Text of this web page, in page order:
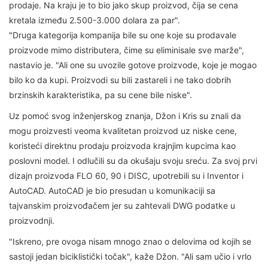
prodaje. Na kraju je to bio jako skup proizvod, čija se cena
kretala između 2.500-3.000 dolara za par".
"Druga kategorija kompanija bile su one koje su prodavale
proizvode mimo distributera, čime su eliminisale sve marže",
nastavio je. "Ali one su uvozile gotove proizvode, koje je mogao
bilo ko da kupi. Proizvodi su bili zastareli i ne tako dobrih
brzinskih karakteristika, pa su cene bile niske".
Uz pomoć svog inženjerskog znanja, Džon i Kris su znali da
mogu proizvesti veoma kvalitetan proizvod uz niske cene,
koristeći direktnu prodaju proizvoda krajnjim kupcima kao
poslovni model. I odlučili su da okušaju svoju sreću. Za svoj prvi
dizajn proizvoda FLO 60, 90 i DISC, upotrebili su i Inventor i
AutoCAD. AutoCAD je bio presudan u komunikaciji sa
tajvanskim proizvođačem jer su zahtevali DWG podatke u
proizvodnji.
"Iskreno, pre ovoga nisam mnogo znao o delovima od kojih se
sastoji jedan biciklistički točak", kaže Džon. "Ali sam učio i vrlo